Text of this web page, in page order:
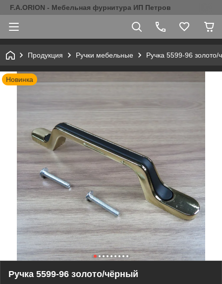
F.A.ORION - Мебельная фурнитура ИП Петров
Продукция Ручки мебельные Ручка 5599-96 золото/
Новинка
Ручка 5599-96 золото/чёрный